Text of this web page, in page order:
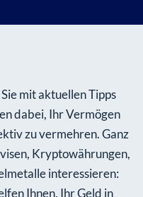
mit aktuellen Tipps
dabei, Ihr Vermögen
zu vermehren. Ganz
Kryptowährungen,
interessieren:
Ihnen, Ihr Geld in